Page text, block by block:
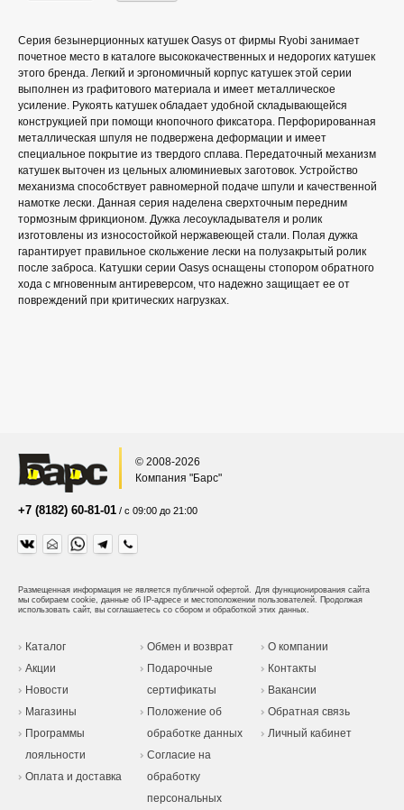
Серия безынерционных катушек Oasys от фирмы Ryobi занимает
почетное место в каталоге высококачественных и недорогих катушек
этого бренда. Легкий и эргономичный корпус катушек этой серии
выполнен из графитового материала и имеет металлическое
усиление. Рукоять катушек обладает удобной складывающейся
конструкцией при помощи кнопочного фиксатора. Перфорированная
металлическая шпуля не подвержена деформации и имеет
специальное покрытие из твердого сплава. Передаточный механизм
катушек выточен из цельных алюминиевых заготовок. Устройство
механизма способствует равномерной подаче шпули и качественной
намотке лески. Данная серия наделена сверхточным передним
тормозным фрикционом. Дужка лесоукладывателя и ролик
изготовлены из износостойкой нержавеющей стали. Полая дужка
гарантирует правильное скольжение лески на полузакрытый ролик
после заброса. Катушки серии Oasys оснащены стопором обратного
хода с мгновенным антиреверсом, что надежно защищает ее от
повреждений при критических нагрузках.
© 2008-2026
Компания "Барс"
+7 (8182) 60-81-01 / с 09:00 до 21:00
Размещенная информация не является публичной офертой. Для функционирования сайта
мы собираем cookie, данные об IP-адресе и местоположении пользователей. Продолжая
использовать сайт, вы соглашаетесь со сбором и обработкой этих данных.
Каталог
Акции
Новости
Магазины
Программы
лояльности
Оплата и доставка
Обмен и возврат
Подарочные
сертификаты
Положение об
обработке данных
Согласие на
обработку
персональных
О компании
Контакты
Вакансии
Обратная связь
Личный кабинет